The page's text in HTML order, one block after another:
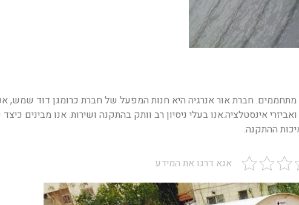
חברת אור אנרגיה היא חנות המפעל של חברת כרומגן דוד שמש,
אינסטלציה.אנו בעלי ניסיון רב וותק בהתקנה ושירות. אנו מבינים
ההתקנה.
אנא דרגו את המידע